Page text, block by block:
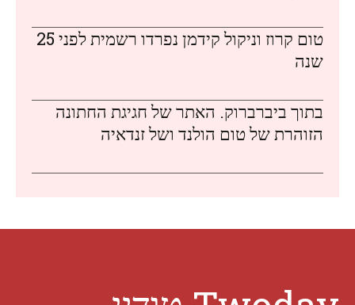
טום קרוז וניקול קידמן נפרדו רשמית לפני 25
שנה
בתוך ביברברוק. האתר של חגיגת החתונה
הזוהרת של טום הולנד ושל זנדאיה